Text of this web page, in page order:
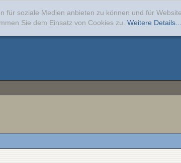
soziale Medien anbieten zu können und für
Sie dem Einsatz von Cookies zu. Weitere Details...